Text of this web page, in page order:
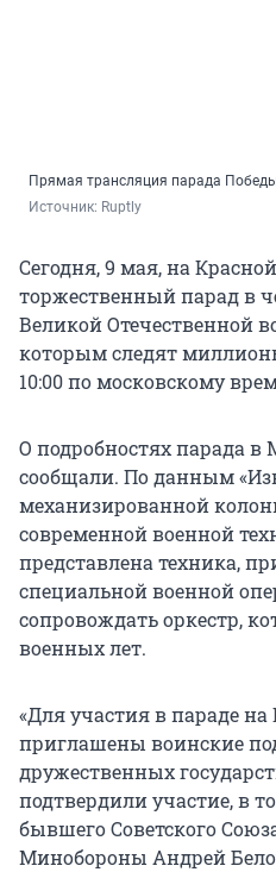
Прямая трансляция парада
Источник: Ruptly
Сегодня, 9 мая, на
торжественный парад в
Великой Отечественной
которым следят
10:00 по московскому
О подробностях парада
сообщали. По данным
механизированной
современной военной
представлена техника,
специальной военной
сопровождать оркестр,
военных лет.
«Для участия в параде
приглашены воинские
дружественных
подтвердили участие, в
бывшего Советского
Минобороны Андрей